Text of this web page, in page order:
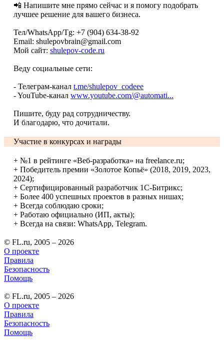
📲 Напишите мне прямо сейчас и я помогу подобрать
лучшее решение для вашего бизнеса.
Тел/WhatsApp/Tg: +7 (904) 634-38-92
Email: shulepovbrain@gmail.com
Мой сайт: shulepov-code.ru
Веду социальные сети:
- Телеграм-канал t.me/shulepov_codeee
- YouTube-канал www.youtube.com/@automati...
Пишите, буду рад сотрудничеству.
И благодарю, что дочитали.
Участие в конкурсах и награды
+ №1 в рейтинге «Веб-разработка» на freelance.ru;
+ Победитель премии «Золотое Копьё» (2018, 2019, 2023,
2024);
+ Сертифицированный разработчик 1С-Битрикс;
+ Более 400 успешных проектов в разных нишах;
+ Всегда соблюдаю сроки;
+ Работаю официально (ИП, акты);
+ Всегда на связи: WhatsApp, Telegram.
© FL.ru, 2005 – 2026
О проекте
Правила
Безопасность
Помощь
© FL.ru, 2005 – 2026
О проекте
Правила
Безопасность
Помощь